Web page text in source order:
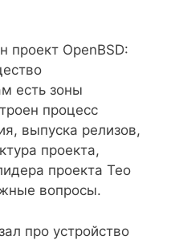
проект OpenBSD:
есть зоны
процесс
выпуска релизов,
проекта,
проекта Тео
вопросы.
про устройство